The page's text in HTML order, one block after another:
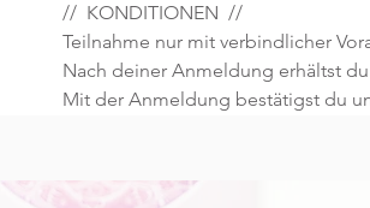
//  KONDITIONEN  //
Teilnahme nur mit verbindlicher
Nach deiner Anmeldung erhältst
Mit der Anmeldung bestätigst du